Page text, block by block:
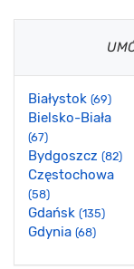
Białystok (69)
Bielsko-Biała
(67)
Bydgoszcz (82)
Częstochowa
(58)
Gdańsk (135)
Gdynia (68)